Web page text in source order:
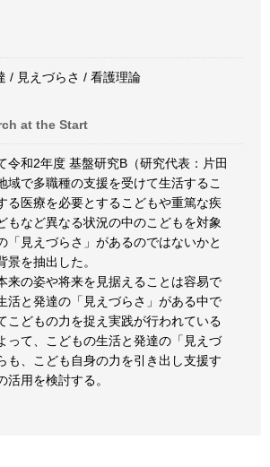
/ 見えづらさ / 看護理論
at the Start
令和2年度 基盤研究B（研究代表：片田
域で多職種の支援を受けて生活するこ
る医療を必要とするこどもや重篤な疾
もなど異なる状況の中のこどもを対象
「見えづらさ」があるのではないかと
を抽出した。
来の姿や将来を見据えることは容易で
活と発達の「見えづらさ」がある中で
こどもの力を捉え実践が行われている
って、こどもの生活と発達の「見えづ
も、こども自身の力を引き出し支援す
活用を検討する。